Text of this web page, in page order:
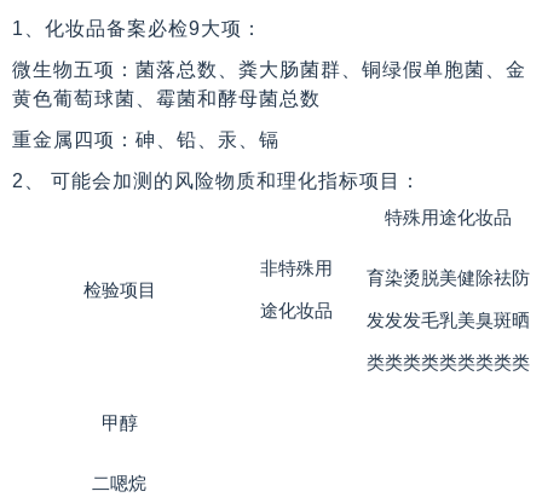
1、化妆品备案必检9大项：
微生物五项：菌落总数、粪大肠菌群、铜绿假单胞菌、金
黄色葡萄球菌、霉菌和酵母菌总数
重金属四项：砷、铅、汞、镉
2、 可能会加测的风险物质和理化指标项目：
检验项目
非特殊用
途化妆品
特殊用途化妆品
育
发
类
染
发
类
烫
发
类
脱
毛
类
美
乳
类
健
美
类
除
臭
类
祛
斑
类
防
晒
类
甲醇
二嗯烷